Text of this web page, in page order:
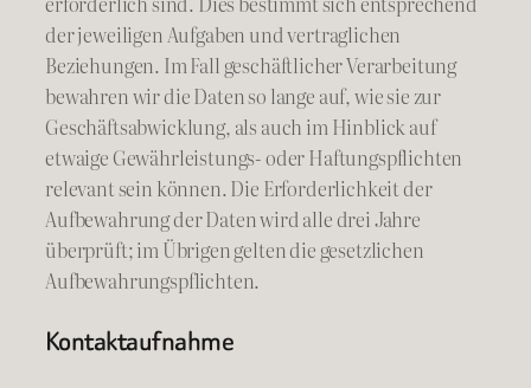
der jeweiligen Aufgaben und vertraglichen
Beziehungen. Im Fall geschäftlicher Verarbeitung
bewahren wir die Daten so lange auf, wie sie zur
Geschäftsabwicklung, als auch im Hinblick auf
etwaige Gewährleistungs- oder Haftungspflichten
relevant sein können. Die Erforderlichkeit der
Aufbewahrung der Daten wird alle drei Jahre
überprüft; im Übrigen gelten die gesetzlichen
Aufbewahrungspflichten.
Kontaktaufnahme